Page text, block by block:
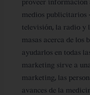
proveer información
medios publicitarios
televisión, la radio y
masas acerca de los
ayudarlos en todas
marketing sirve a
marketing, las
avances de la